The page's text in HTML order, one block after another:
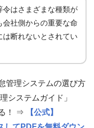
令はさまざまな種類が
会社側からの重要な命
断れないとされてい
管理システムの選び方
システムガイド」
！ ⇒
【公式】